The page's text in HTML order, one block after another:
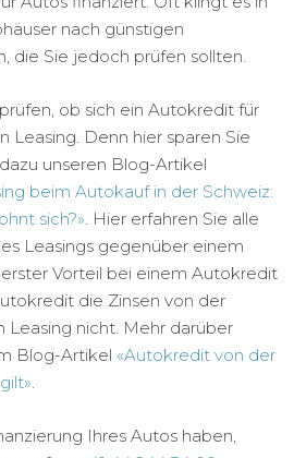
nach günstigen
die Sie jedoch prüfen sollten.
ob sich ein Autokredit für
Leasing. Denn hier sparen Sie
unseren Blog-Artikel
beim Autokauf in der Schweiz:
sich?». Hier erfahren Sie alle
Leasings gegenüber einem
Vorteil bei einem Autokredit
die Zinsen von der
Leasing nicht. Mehr darüber
Blog-Artikel «Autokredit von der
.
Ihres Autos haben,